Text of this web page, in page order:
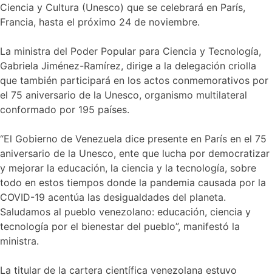
en
41.
Conferencia
de
la
Unesco
Ciencia y Cultura (Unesco) que se celebrará en París,
Francia, hasta el próximo 24 de noviembre.
La ministra del Poder Popular para Ciencia y Tecnología,
Gabriela Jiménez-Ramírez, dirige a la delegación criolla
que también participará en los actos conmemorativos por
el 75 aniversario de la Unesco, organismo multilateral
conformado por 195 países.
“El Gobierno de Venezuela dice presente en París en el 75
aniversario de la Unesco, ente que lucha por democratizar
y mejorar la educación, la ciencia y la tecnología, sobre
todo en estos tiempos donde la pandemia causada por la
COVID-19 acentúa las desigualdades del planeta.
Saludamos al pueblo venezolano: educación, ciencia y
tecnología por el bienestar del pueblo”, manifestó la
ministra.
La titular de la cartera científica venezolana estuvo